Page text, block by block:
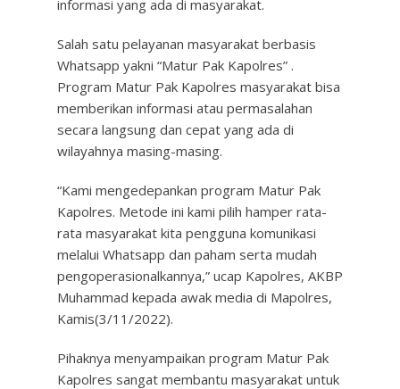
informasi yang ada di masyarakat.
Salah satu pelayanan masyarakat berbasis
Whatsapp yakni “Matur Pak Kapolres” .
Program Matur Pak Kapolres masyarakat bisa
memberikan informasi atau permasalahan
secara langsung dan cepat yang ada di
wilayahnya masing-masing.
“Kami mengedepankan program Matur Pak
Kapolres. Metode ini kami pilih hamper rata-
rata masyarakat kita pengguna komunikasi
melalui Whatsapp dan paham serta mudah
pengoperasionalkannya,” ucap Kapolres, AKBP
Muhammad kepada awak media di Mapolres,
Kamis(3/11/2022).
Pihaknya menyampaikan program Matur Pak
Kapolres sangat membantu masyarakat untuk